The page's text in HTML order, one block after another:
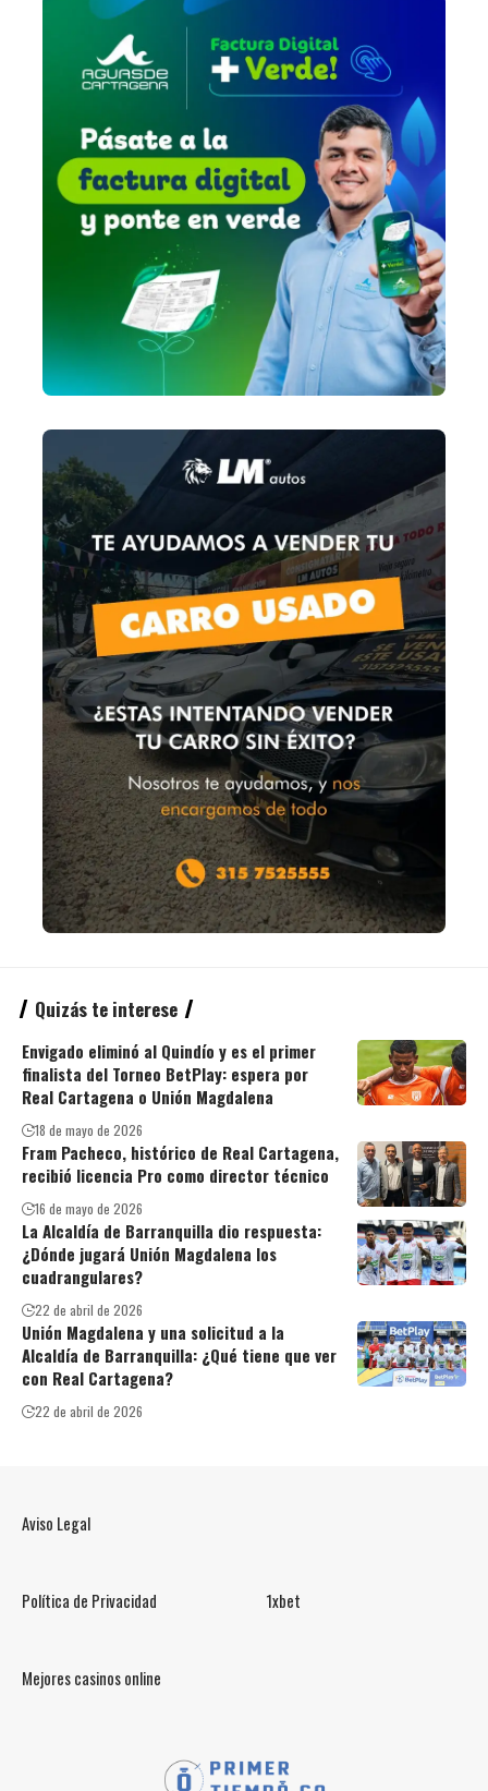
Quizás te interese
Envigado eliminó al Quindío y es el primer
finalista del Torneo BetPlay: espera por
Real Cartagena o Unión Magdalena
18 de mayo de 2026
Fram Pacheco, histórico de Real Cartagena,
recibió licencia Pro como director técnico
16 de mayo de 2026
La Alcaldía de Barranquilla dio respuesta:
¿Dónde jugará Unión Magdalena los
cuadrangulares?
22 de abril de 2026
Unión Magdalena y una solicitud a la
Alcaldía de Barranquilla: ¿Qué tiene que ver
con Real Cartagena?
22 de abril de 2026
Aviso Legal
Política de Privacidad 1xbet
Mejores casinos online